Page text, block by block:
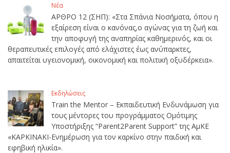
Νέα
ΑΡΘΡΟ 12 (ΣΗΠ): «Στα Σπάνια Νοσήματα, όπου η
εξαίρεση είναι ο κανόνας,ο αγώνας για τη ζωή και
την αποφυγή της αναπηρίας καθημερινός, και οι
θεραπευτικές επιλογές από ελάχιστες έως ανύπαρκτες,
απαιτείται υγειονομική, οικονομική και πολιτική οξυδέρκεια».
Εκδηλώσεις
Train the Mentor – Εκπαιδευτική Ενδυνάμωση για
τους μέντορες του προγράμματος Ομότιμης
Υποστήριξης “Parent2Parent Support” της ΑμΚΕ
«ΚΑΡΚΙΝΑΚΙ-Ενημέρωση για τον καρκίνο στην παιδική και
εφηβική ηλικία».